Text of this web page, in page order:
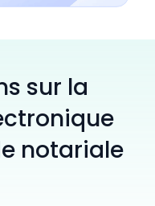
sur la
notariale